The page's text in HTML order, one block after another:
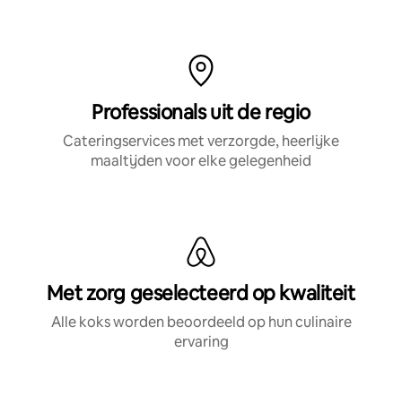
Professionals uit de regio
Cateringservices met verzorgde, heerlijke
maaltijden voor elke gelegenheid
Met zorg geselecteerd op kwaliteit
Alle koks worden beoordeeld op hun culinaire
ervaring